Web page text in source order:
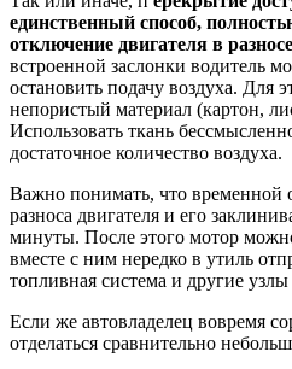
единственный способ,
отключение двигателя в разносе
встроенной заслонки водитель
остановить подачу воздуха. Для
непористый материал (картон,
Использовать ткань
достаточное количество воздуха.
Важно понимать, что временной
разноса двигателя и его
минуты. После этого мотор
вместе с ним нередко в утиль
топливная система и другие узлы
Если же автовладелец вовремя
отделаться сравнительно